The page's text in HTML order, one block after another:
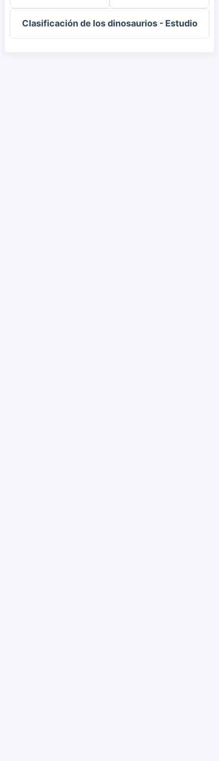
Clasificación de los dinosaurios - Estudio